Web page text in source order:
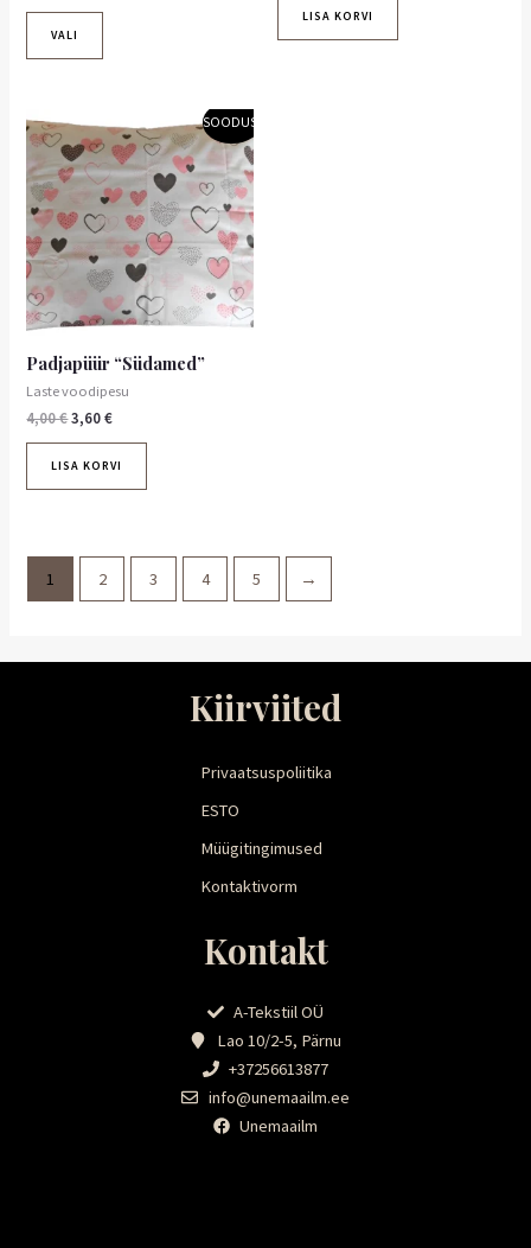
VALI
LISA KORVI
SOODUS!
Padjapüür “Südamed”
Laste voodipesu
4,00€
hind
oli:
4,00 €.
3,60€
hind
on:
3,60 €.
LISA KORVI
1 2 3 4 5 →
Kiirviited
Privaatsuspoliitika
ESTO
Müügitingimused
Kontaktivorm
Kontakt
A-Tekstiil OÜ
Lao 10/2-5, Pärnu
+37256613877
info@unemaailm.ee
Unemaailm